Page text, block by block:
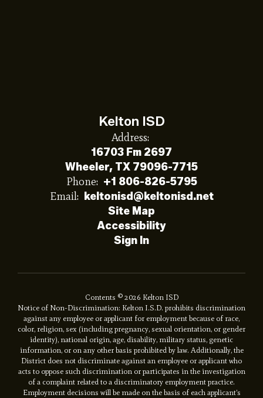
Kelton ISD
Address:
16703 Fm 2697
Wheeler, TX 79096-7715
Phone: +1 806-826-5795
Email:
keltonisd@keltonisd.net
Site Map
Accessibility
Sign In
Contents © 2026 Kelton ISD
Notice of Non-Discrimination: Kelton I.S.D. prohibits discrimination
against any employee or applicant for employment because of race,
color, religion, sex (including pregnancy, sexual orientation, or gender
identity), national origin, age, disability, military status, genetic
information, or on any other basis prohibited by law. Additionally, the
District does not discriminate against an employee or applicant who
acts to oppose such discrimination or participates in the investigation
of a complaint related to a discriminatory employment practice.
Employment decisions will be made on the basis of each applicant’s